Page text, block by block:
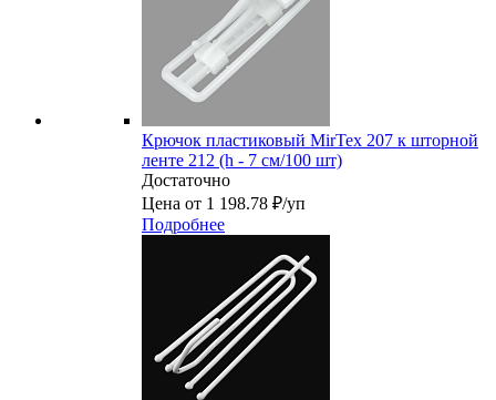
Крючок пластиковый MirTex 207 к шторной
ленте 212 (h - 7 см/100 шт)
Достаточно
Цена от 1 198.78 ₽/уп
Подробнее